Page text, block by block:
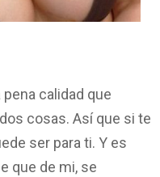
calidad que
cosas. Así que si te
ser para ti. Y es
que de mi, se